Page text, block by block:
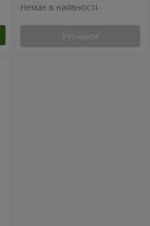
Немає в наявності
Уточнити